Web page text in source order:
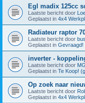
Egl madix 125cc
Laatste bericht door
Geplaatst in 4x4
Radiateur raptor
Laatste bericht door
Geplaatst in Gevraagd!
inverter -
Laatste bericht door
Geplaatst in Te Koop!
Op zoek naar
Laatste bericht door
Geplaatst in 4x4